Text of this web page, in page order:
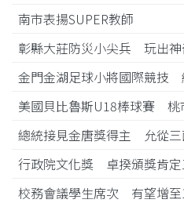
南市表揚SUPER教師
彰縣大莊防災小尖兵 玩出
金門金湖足球小將國際競技
美國貝比魯斯U18棒球賽
總統接見金唐獎得主 允從
行政院文化獎 卓揆頒獎肯
校務會議學生席次 有望增